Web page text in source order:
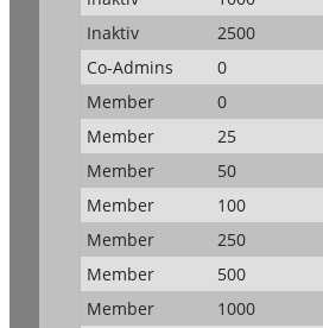
Inaktiv
2500
Co-Admins
0
Member
0
Member
25
Member
50
Member
100
Member
250
Member
500
Member
1000